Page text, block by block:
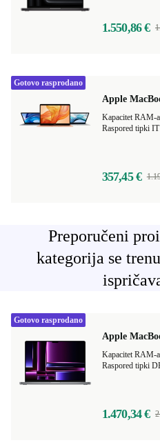
1.550,86 €
Apple
Kapacitet RAM-
Raspored tipki
357,45 €
Gotovo rasprodano
Preporučeni
kategorija se
Apple
Kapacitet RAM-
Raspored tipki
1.470,34 €
Gotovo rasprodano